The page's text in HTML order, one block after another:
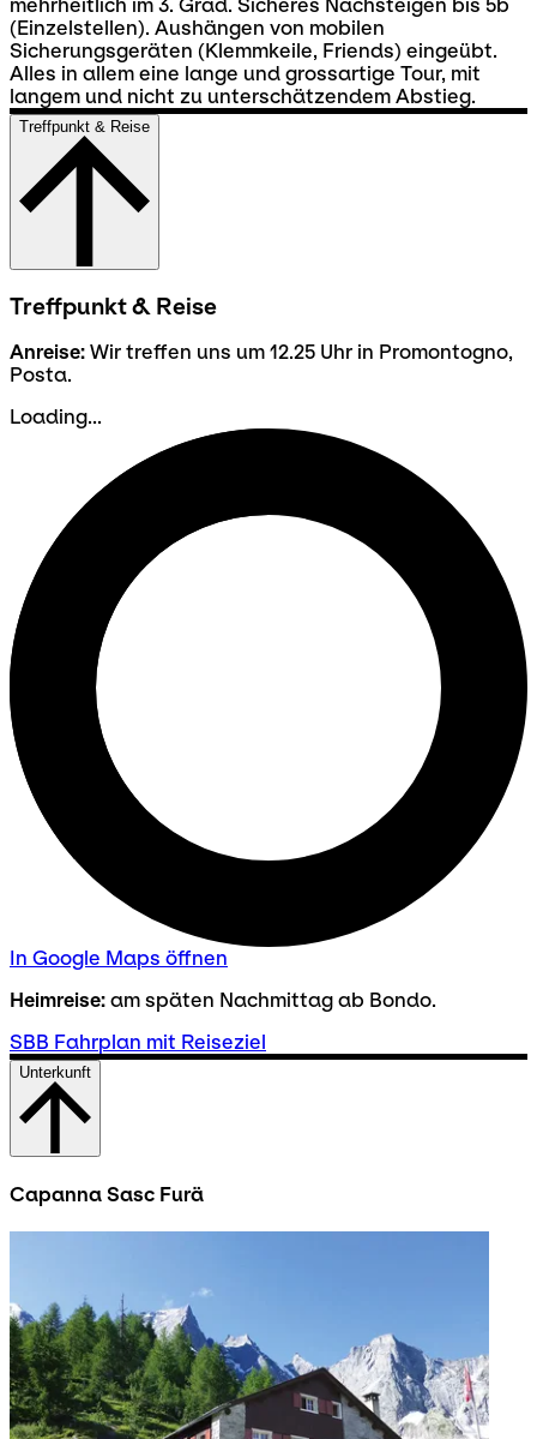
mehrheitlich im 3. Grad. Sicheres Nachsteigen bis 5b
(Einzelstellen). Aushängen von mobilen
Sicherungsgeräten (Klemmkeile, Friends) eingeübt.
Alles in allem eine lange und grossartige Tour, mit
langem und nicht zu unterschätzendem Abstieg.
Treffpunkt & Reise
Treffpunkt & Reise
Anreise: Wir treffen uns um 12.25 Uhr in Promontogno,
Posta.
Loading...
In Google Maps öffnen
Heimreise: am späten Nachmittag ab Bondo.
SBB Fahrplan mit Reiseziel
Unterkunft
Capanna Sasc Furä